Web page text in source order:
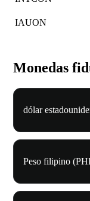
IAUON
Monedas
dólar
Peso filipino